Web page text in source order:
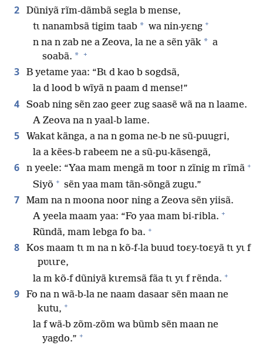
2
Dũniyã rĩm-dãmbã segla b mense,
tɩ nanambsã tigim taab * wa nin-yɛng +
n na n zab ne a Zeova, la ne a sẽn yãk * a
soabã. * +
3
B yetame yaa: “Bɩ d kao b sogdsã,
la d lood b wĩyã n paam d mense!”
4
Soab ning sẽn zao geer zug saasẽ wã na n laame.
A Zeova na n yaal-b lame.
5
Wakat kãnga, a na n goma ne-b ne sũ-puugri,
la a kẽes-b rabeem ne a sũ-pu-kãsengã,
6 n yeele: “Yaa mam mengã m toor n zĩnig m rĩmã +
Siyõ + sẽn yaa mam tãn-sõngã zugu.”
7
Mam na n moona noor ning a Zeova sẽn yiisã.
A yeela maam yaa: “Fo yaa mam bi-ribla. +
Rũndã, mam lebga fo ba. +
8
Kos maam tɩ m na n kõ-f-la buud toɛy-toɛyã tɩ yɩ f
pʋɩɩre,
la m kõ-f dũniyã kɩremsã fãa tɩ yɩ f rẽnda. +
9
Fo na n wã-b-la ne naam dasaar sẽn maan ne
kutu, +
la f wã-b zõm-zõm wa bũmb sẽn maan ne
yagdo.” +